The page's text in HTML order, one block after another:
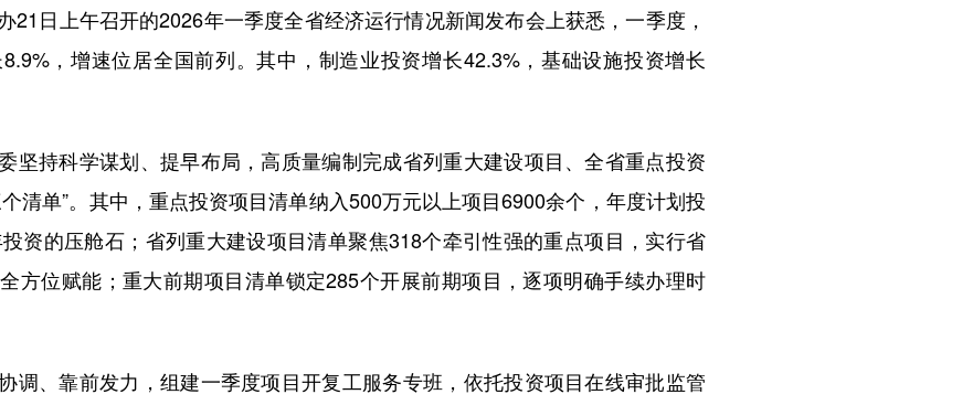
日上午召开的2026年一季度全省经济运行情况新闻发布会上获悉，一季度，
，增速位居全国前列。其中，制造业投资增长42.3%，基础设施投资增长
持科学谋划、提早布局，高质量编制完成省列重大建设项目、全省重点投资
清单”。其中，重点投资项目清单纳入500万元以上项目6900余个，年度计划投
资的压舱石；省列重大建设项目清单聚焦318个牵引性强的重点项目，实行省
方位赋能；重大前期项目清单锁定285个开展前期项目，逐项明确手续办理时
、靠前发力，组建一季度项目开复工服务专班，依托投资项目在线审批监管